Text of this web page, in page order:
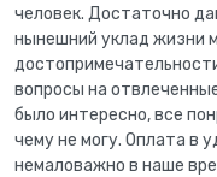
человек. Достаточно
нынешний уклад жизни
вопросы на
было интересно, все
чему не могу. Оплата в
немаловажно в наше